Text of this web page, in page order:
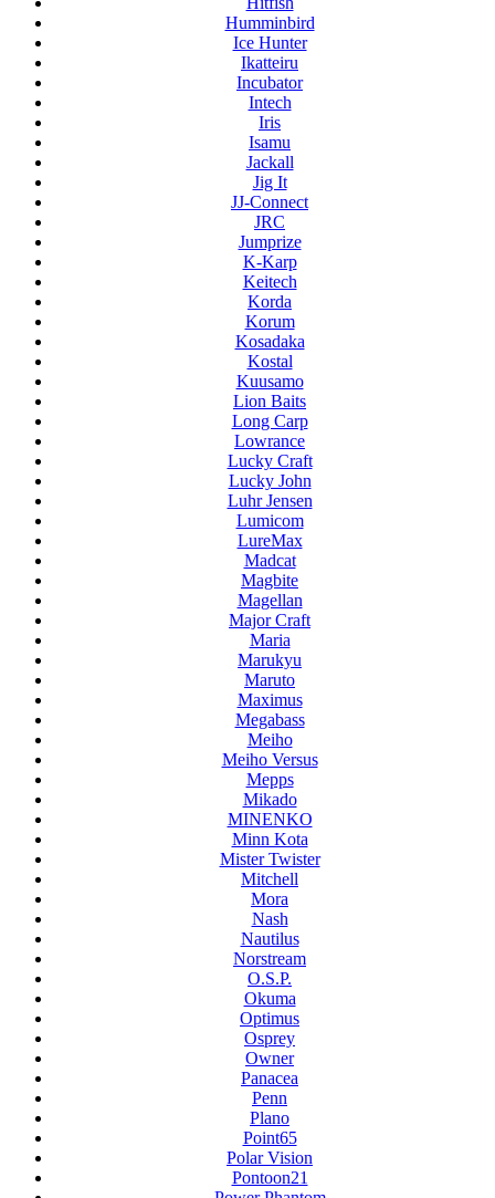
Humminbird
Ice Hunter
Ikatteiru
Incubator
Intech
Iris
Isamu
Jackall
Jig It
JJ-Connect
JRC
Jumprize
K-Karp
Keitech
Korda
Korum
Kosadaka
Kostal
Kuusamo
Lion Baits
Long Carp
Lowrance
Lucky Craft
Lucky John
Luhr Jensen
Lumicom
LureMax
Madcat
Magbite
Magellan
Major Craft
Maria
Marukyu
Maruto
Maximus
Megabass
Meiho
Meiho Versus
Mepps
Mikado
MINENKO
Minn Kota
Mister Twister
Mitchell
Mora
Nash
Nautilus
Norstream
O.S.P.
Okuma
Optimus
Osprey
Owner
Panacea
Penn
Plano
Point65
Polar Vision
Pontoon21